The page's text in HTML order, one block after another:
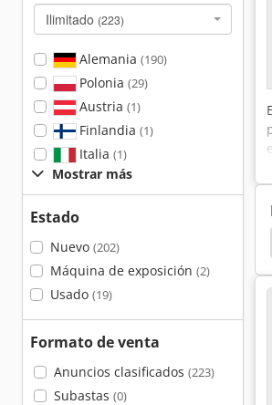
Ilimitado (223)
Alemania (190)
Polonia (29)
Austria (1)
Finlandia (1)
Italia (1)
Mostrar más
Estado
Nuevo (202)
Máquina de exposición (2)
Usado (19)
Formato de venta
Anuncios clasificados (223)
Subastas (0)
Hidroliksan Prensa De Montaje